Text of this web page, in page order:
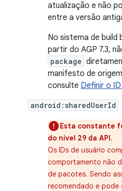
atualização e não
entre a versão
No sistema de build
partir do AGP 7.3,
package
manifesto de
consulte Definir o
android:sharedUserId
Esta constante
do nível 29 da API.
Os IDs de usuário
comportamento não
de pacotes. Sendo
recomendado e pode